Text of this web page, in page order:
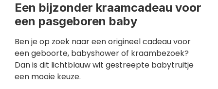
Een bijzonder kraamcadeau voor
een pasgeboren baby
Ben je op zoek naar een origineel cadeau voor
een geboorte, babyshower of kraambezoek?
Dan is dit lichtblauw wit gestreepte babytruitje
een mooie keuze.